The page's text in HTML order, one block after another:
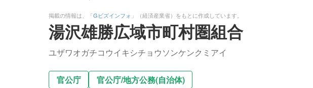
掲載の情報は、「Gビズインフォ 」（経済産業省）をもとに作成しています。
湯沢雄勝広域市町村圏組合
ユザワオガチコウイキシチョウソンケンクミアイ
官公庁 官公庁/地方公務(自治体)